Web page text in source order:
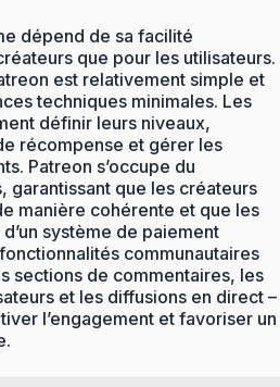
dépend de sa facilité
que pour les utilisateurs.
est relativement simple et
techniques minimales. Les
définir leurs niveaux,
récompense et gérer les
Patreon s’occupe du
garantissant que les créateurs
manière cohérente et que les
système de paiement
communautaires
sections de commentaires, les
et les diffusions en direct –
l’engagement et favoriser un